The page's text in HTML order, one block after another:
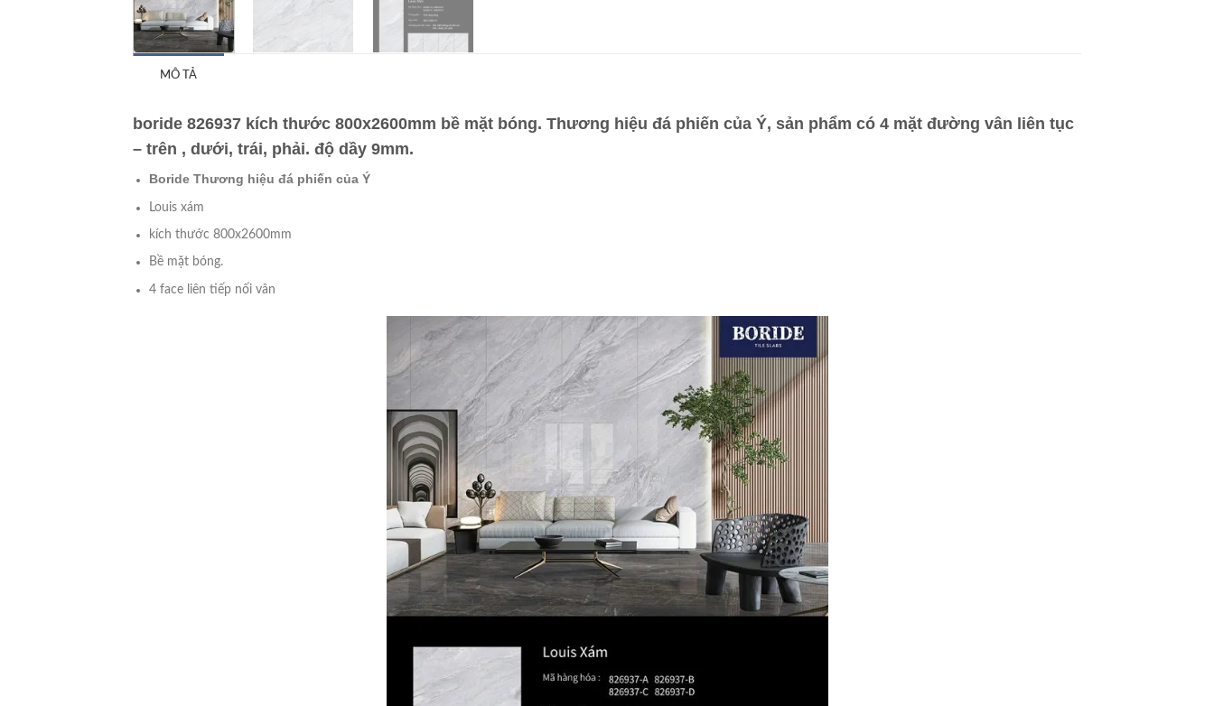
MÔ TẢ
boride 826937 kích thước 800x2600mm bề mặt bóng. Thương hiệu đá phiến của Ý, sản phẩm có 4 mặt đường vân liên tục
– trên , dưới, trái, phải. độ dầy 9mm.
Boride Thương hiệu đá phiến của Ý
Louis xám
kích thước 800x2600mm
Bề mặt bóng.
4 face liên tiếp nối vân